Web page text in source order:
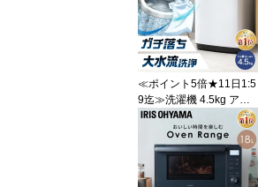
冷蔵庫 右開き ホワイト
ブラック 小型 静音 おし
ゃれ自炊 新生活 冷凍庫
冷蔵 冷凍 一人暮らし 小
型 セカンド冷凍庫 サブ
冷凍庫 IRSD-17A
≪ポイント5倍★11日1:5
9迄≫洗濯機 4.5kg アイ
リスオーヤマ 全自動洗濯
機 一人暮らし コンパク
ト 風乾燥 節電 ステンレ
ス槽 引越し 単身赴任 新
生活 ひとり暮らし 小型